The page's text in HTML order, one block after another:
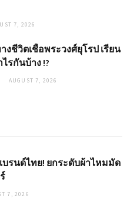
7, 2026
งชีวิตเชื้อพระวงศ์ยุโรป เรียน
รกันบ้าง !?
AUGUST 7, 2026
บรนด์ไทย! ยกระดับผ้าไหมมัด
7, 2026